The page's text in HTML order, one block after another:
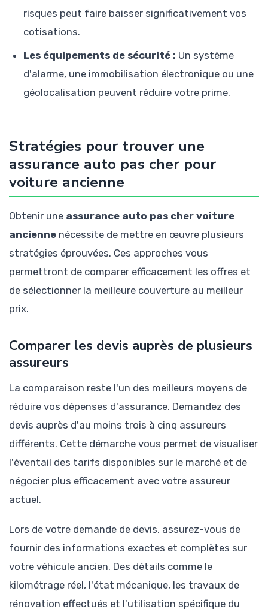
risques peut faire baisser significativement vos
cotisations.
Les équipements de sécurité : Un système
d'alarme, une immobilisation électronique ou une
géolocalisation peuvent réduire votre prime.
Stratégies pour trouver une
assurance auto pas cher pour
voiture ancienne
Obtenir une assurance auto pas cher voiture
ancienne nécessite de mettre en œuvre plusieurs
stratégies éprouvées. Ces approches vous
permettront de comparer efficacement les offres et
de sélectionner la meilleure couverture au meilleur
prix.
Comparer les devis auprès de plusieurs
assureurs
La comparaison reste l'un des meilleurs moyens de
réduire vos dépenses d'assurance. Demandez des
devis auprès d'au moins trois à cinq assureurs
différents. Cette démarche vous permet de visualiser
l'éventail des tarifs disponibles sur le marché et de
négocier plus efficacement avec votre assureur
actuel.
Lors de votre demande de devis, assurez-vous de
fournir des informations exactes et complètes sur
votre véhicule ancien. Des détails comme le
kilométrage réel, l'état mécanique, les travaux de
rénovation effectués et l'utilisation spécifique du